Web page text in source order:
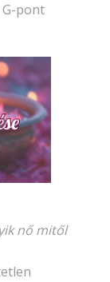
G-pont
nő mitől